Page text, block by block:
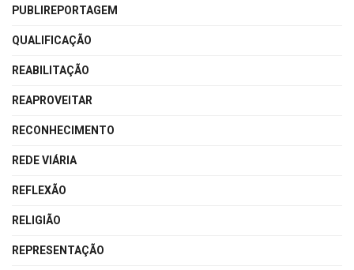
PUBLIREPORTAGEM
QUALIFICAÇÃO
REABILITAÇÃO
REAPROVEITAR
RECONHECIMENTO
REDE VIÁRIA
REFLEXÃO
RELIGIÃO
REPRESENTAÇÃO